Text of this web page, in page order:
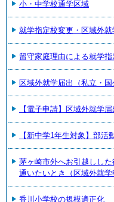
小・中学校通学区域
就学指定校変更・区域外就
留守家庭理由による就学指
区域外就学届出（私立・国
【電子申請】区域外就学
【新中学1年生対象】部
茅ヶ崎市外へお引越しし
通いたいとき（区域外就学
香川小学校の規模適正化